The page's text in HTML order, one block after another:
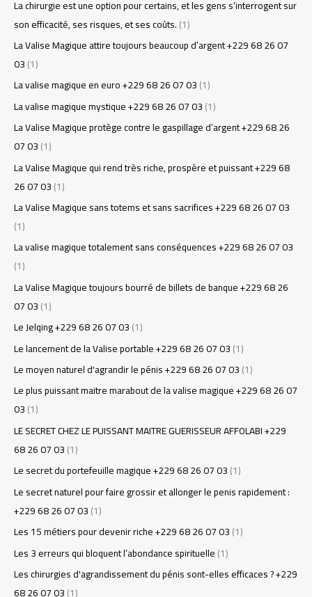
La chirurgie est une option pour certains, et les gens s’interrogent sur
son efficacité, ses risques, et ses coûts.(1)
La Valise Magique attire toujours beaucoup d’argent +229 68 26 07
03(1)
La valise magique en euro +229 68 26 07 03(1)
La valise magique mystique +229 68 26 07 03(1)
La Valise Magique protège contre le gaspillage d’argent +229 68 26
07 03(1)
La Valise Magique qui rend très riche, prospère et puissant +229 68
26 07 03(1)
La Valise Magique sans totems et sans sacrifices +229 68 26 07 03
(1)
La valise magique totalement sans conséquences +229 68 26 07 03
(1)
La Valise Magique toujours bourré de billets de banque +229 68 26
07 03(1)
Le Jelqing +229 68 26 07 03(1)
Le lancement de la Valise portable +229 68 26 07 03(1)
Le moyen naturel d'agrandir le pénis +229 68 26 07 03(1)
Le plus puissant maitre marabout de la valise magique +229 68 26 07
03(1)
LE SECRET CHEZ LE PUISSANT MAITRE GUERISSEUR AFFOLABI +229
68 26 07 03(1)
Le secret du portefeuille magique +229 68 26 07 03(1)
Le secret naturel pour faire grossir et allonger le penis rapidement :
+229 68 26 07 03(1)
Les 15 métiers pour devenir riche +229 68 26 07 03(1)
Les 3 erreurs qui bloquent l’abondance spirituelle(1)
Les chirurgies d'agrandissement du pénis sont-elles efficaces ? +229
68 26 07 03(1)